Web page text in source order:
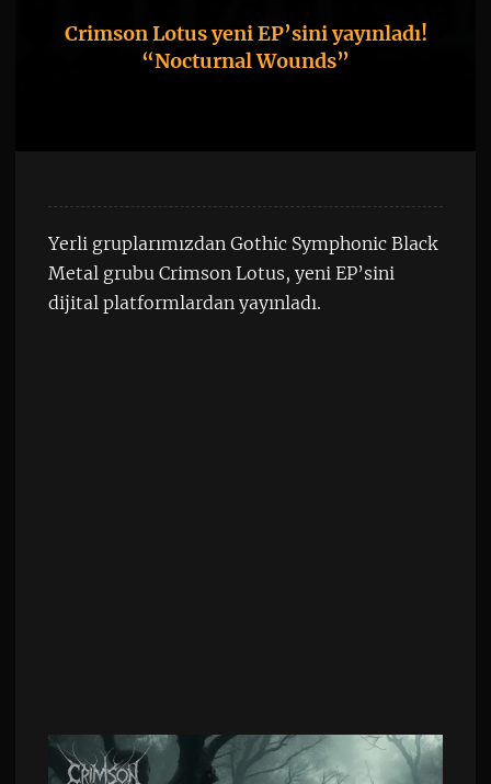
Crimson Lotus yeni EP’sini yayınladı!
“Nocturnal Wounds”
Yerli gruplarımızdan Gothic Symphonic Black
Metal grubu Crimson Lotus, yeni EP’sini
dijital platformlardan yayınladı.